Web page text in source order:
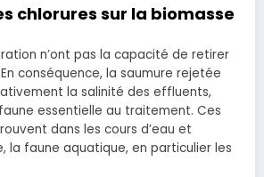
chlorures sur la biomasse
n’ont pas la capacité de retirer
conséquence, la saumure rejetée
la salinité des effluents,
essentielle au traitement. Ces
dans les cours d’eau et
la faune aquatique, en particulier les